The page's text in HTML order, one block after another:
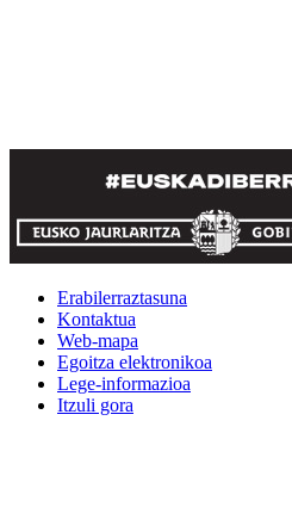
Erabilerraztasuna
Kontaktua
Web-mapa
Egoitza elektronikoa
Lege-informazioa
Itzuli gora